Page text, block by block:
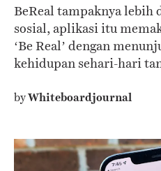
BeReal tampaknya lebih
sosial, aplikasi itu
‘Be Real’ dengan
kehidupan sehari-hari
byWhiteboardjournal